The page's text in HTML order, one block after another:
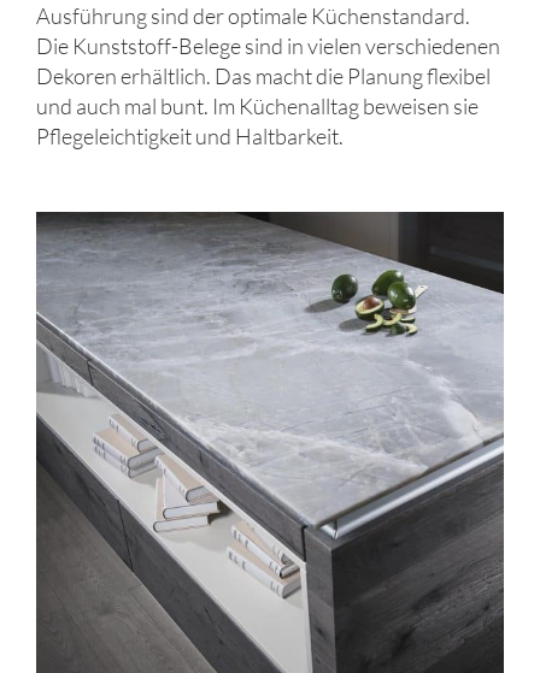
Ausführung sind der optimale Küchenstandard.
Die Kunststoff-Belege sind in vielen verschiedenen
Dekoren erhältlich. Das macht die Planung flexibel
und auch mal bunt. Im Küchenalltag beweisen sie
Pflegeleichtigkeit und Haltbarkeit.